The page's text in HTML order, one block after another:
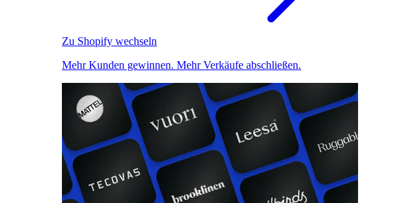
Zu Shopify wechseln
Mehr Kunden gewinnen. Mehr Verkäufe abschließen.